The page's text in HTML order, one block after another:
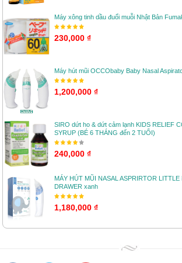
Máy xông tinh dầu đuổi muỗi Nhật Bản
230,000 ₫
Máy hút mũi OCCObaby Baby Nasal
1,200,000 ₫
SIRO dứt ho & dứt cảm lạnh KIDS RELIEF
SYRUP (BÉ 6 THÁNG đến 2 TUỔI)
240,000 ₫
MÁY HÚT MŨI NASAL ASPRIRTOR LITTLE
DRAWER xanh
1,180,000 ₫